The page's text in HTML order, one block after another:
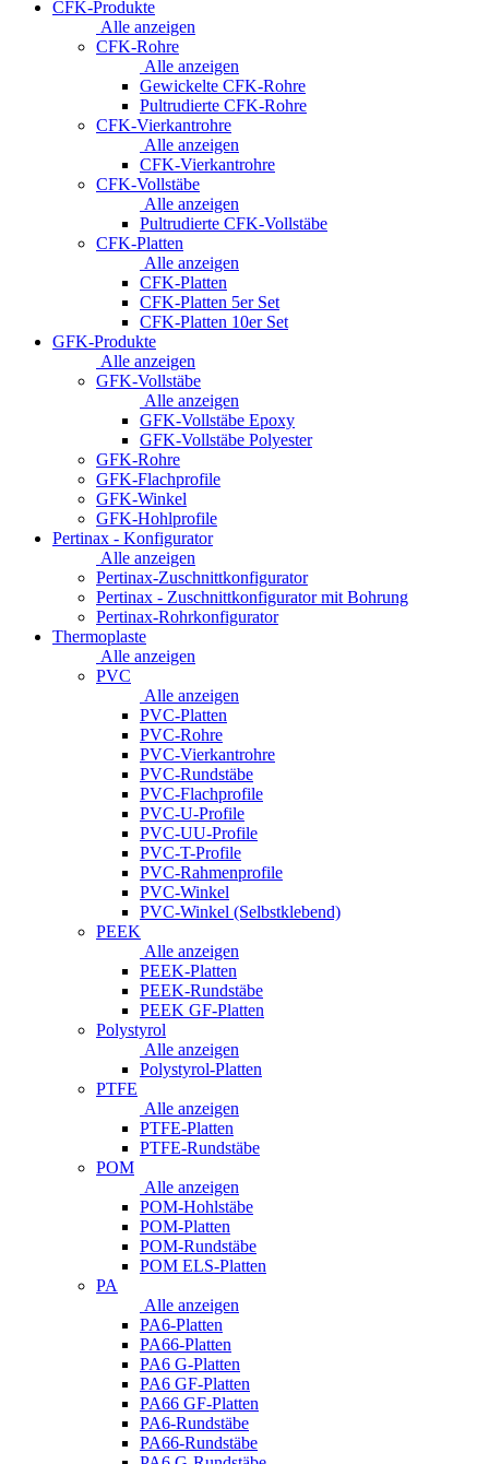
CFK-Produkte
Alle anzeigen
CFK-Rohre
Alle anzeigen
Gewickelte CFK-Rohre
Pultrudierte CFK-Rohre
CFK-Vierkantrohre
Alle anzeigen
CFK-Vierkantrohre
CFK-Vollstäbe
Alle anzeigen
Pultrudierte CFK-Vollstäbe
CFK-Platten
Alle anzeigen
CFK-Platten
CFK-Platten 5er Set
CFK-Platten 10er Set
GFK-Produkte
Alle anzeigen
GFK-Vollstäbe
Alle anzeigen
GFK-Vollstäbe Epoxy
GFK-Vollstäbe Polyester
GFK-Rohre
GFK-Flachprofile
GFK-Winkel
GFK-Hohlprofile
Pertinax - Konfigurator
Alle anzeigen
Pertinax-Zuschnittkonfigurator
Pertinax - Zuschnittkonfigurator mit Bohrung
Pertinax-Rohrkonfigurator
Thermoplaste
Alle anzeigen
PVC
Alle anzeigen
PVC-Platten
PVC-Rohre
PVC-Vierkantrohre
PVC-Rundstäbe
PVC-Flachprofile
PVC-U-Profile
PVC-UU-Profile
PVC-T-Profile
PVC-Rahmenprofile
PVC-Winkel
PVC-Winkel (Selbstklebend)
PEEK
Alle anzeigen
PEEK-Platten
PEEK-Rundstäbe
PEEK GF-Platten
Polystyrol
Alle anzeigen
Polystyrol-Platten
PTFE
Alle anzeigen
PTFE-Platten
PTFE-Rundstäbe
POM
Alle anzeigen
POM-Hohlstäbe
POM-Platten
POM-Rundstäbe
POM ELS-Platten
PA
Alle anzeigen
PA6-Platten
PA66-Platten
PA6 G-Platten
PA6 GF-Platten
PA66 GF-Platten
PA6-Rundstäbe
PA66-Rundstäbe